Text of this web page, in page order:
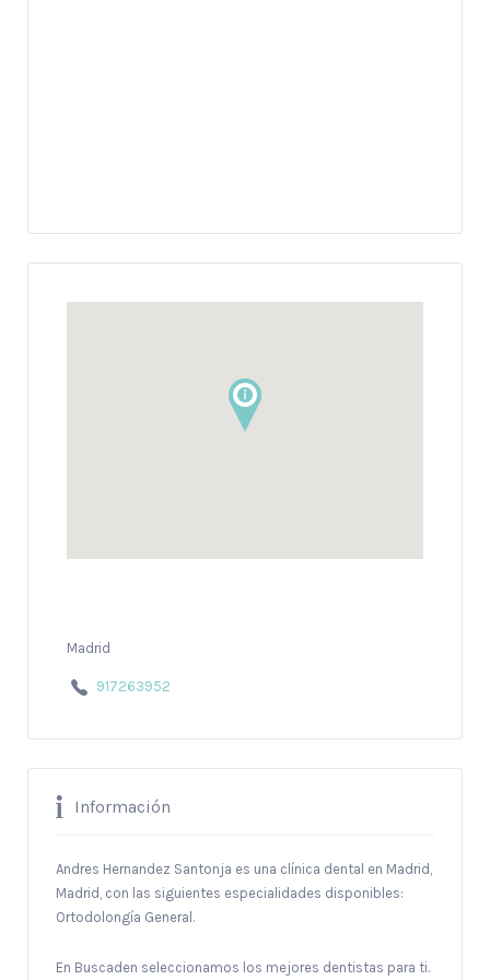
Madrid
917263952
Información
Andres Hernandez Santonja es una clínica dental en Madrid,
Madrid, con las siguientes especialidades disponibles:
Ortodolongía General.
En Buscaden seleccionamos los mejores dentistas para ti.